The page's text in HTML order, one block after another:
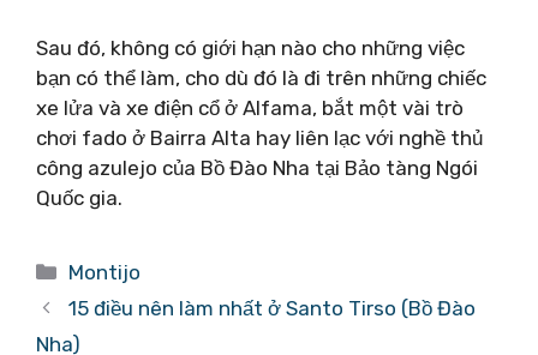
Sau đó, không có giới hạn nào cho những việc
bạn có thể làm, cho dù đó là đi trên những chiếc
xe lửa và xe điện cổ ở Alfama, bắt một vài trò
chơi fado ở Bairra Alta hay liên lạc với nghề thủ
công azulejo của Bồ Đào Nha tại Bảo tàng Ngói
Quốc gia.
Danh
mục
Montijo
15 điều nên làm nhất ở Santo Tirso (Bồ Đào
Nha)